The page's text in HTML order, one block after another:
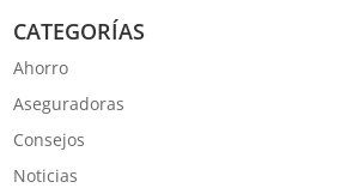
CATEGORÍAS
Ahorro
Aseguradoras
Consejos
Noticias